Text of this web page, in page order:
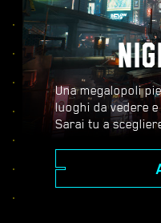
Una megalopoli
luoghi da vedere
Sarai tu a
City è costellata